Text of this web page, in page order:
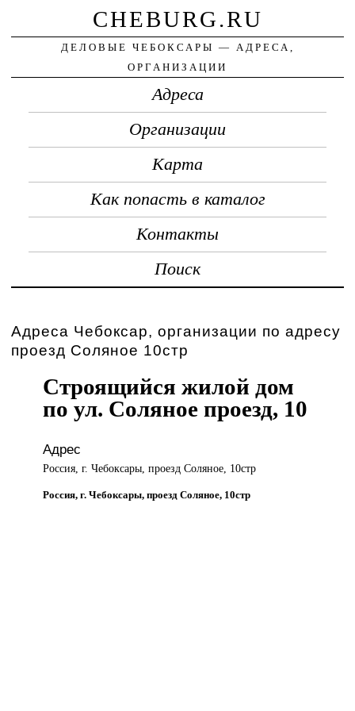
CHEBURG.RU
ДЕЛОВЫЕ ЧЕБОКСАРЫ — АДРЕСА,
ОРГАНИЗАЦИИ
Адреса
Организации
Карта
Как попасть в каталог
Контакты
Поиск
Адреса Чебоксар, организации по адресу
проезд Соляное 10стр
Строящийся жилой дом
по ул. Соляное проезд, 10
Адрес
Россия, г. Чебоксары, проезд Соляное, 10стр
Россия, г. Чебоксары, проезд Соляное, 10стр